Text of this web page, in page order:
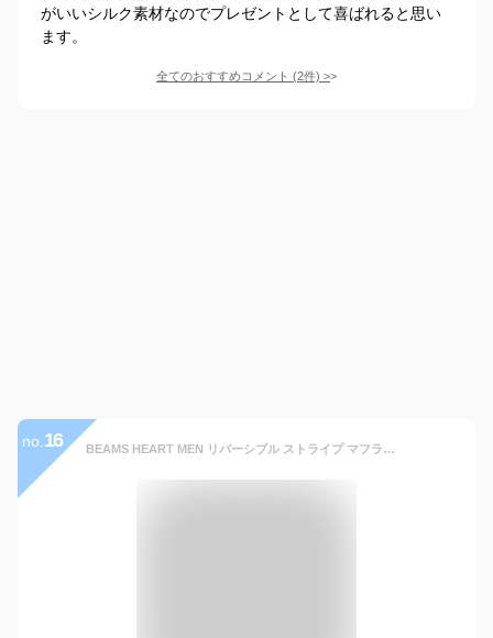
がいいシルク素材なのでプレゼントとして喜ばれると思い
ます。
全てのおすすめコメント (2件) >
no. 16 BEAMS HEART MEN リバーシブル ストライプ マフラー ギフト ビームス ハート ファッション雑貨 マフラー・ストール・ネックウォーマー パープル ブラック ブルー オレンジ